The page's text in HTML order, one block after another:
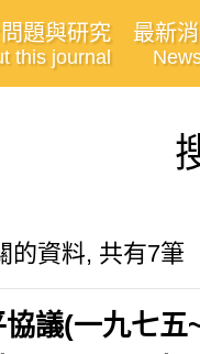
題與研究
this journal
最新
的資料, 共有7筆
議(一九七五